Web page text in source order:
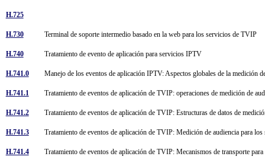
H.725
H.730 Terminal de soporte intermedio basado en la web para los servicios de TVIP
H.740 Tratamiento de evento de aplicación para servicios IPTV
H.741.0 Manejo de los eventos de aplicación IPTV: Aspectos globales de la medición
H.741.1 Tratamiento de eventos de aplicación de TVIP: operaciones de medición de
H.741.2 Tratamiento de eventos de aplicación de TVIP: Estructuras de datos de
H.741.3 Tratamiento de eventos de aplicación de TVIP: Medición de audiencia para
H.741.4 Tratamiento de eventos de aplicación de TVIP: Mecanismos de transporte